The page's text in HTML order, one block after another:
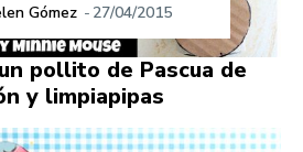
Gómez - 27/04/2015
pollito de Pascua de
y limpiapipas